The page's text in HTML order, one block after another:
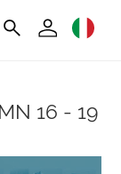
16 - 19